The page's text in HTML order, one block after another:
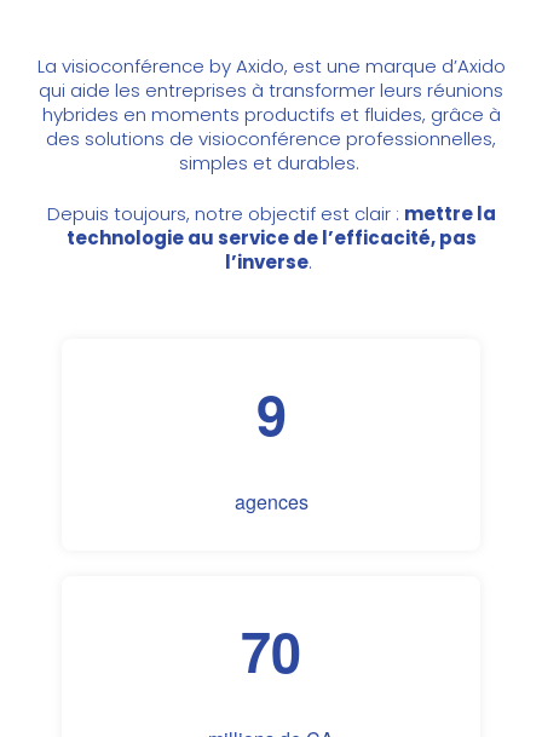
La visioconférence by Axido, est une marque d’Axido
qui aide les entreprises à transformer leurs réunions
hybrides en moments productifs et fluides, grâce à
des solutions de visioconférence professionnelles,
simples et durables.
Depuis toujours, notre objectif est clair : mettre la
technologie au service de l’efficacité, pas
l’inverse.
9
agences
70